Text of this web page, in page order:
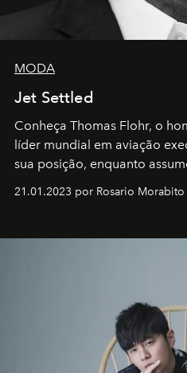
MODA
Jet Settled
Conheça Thomas Flohr, o
líder mundial em aviação
sua posição, enquanto
em rápida evolução e
21.01.2023 por Rosario Morabito